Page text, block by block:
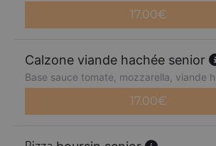
17.00€
Calzone viande hachée senior
Base sauce tomate, mozzarella, viande
17.00€